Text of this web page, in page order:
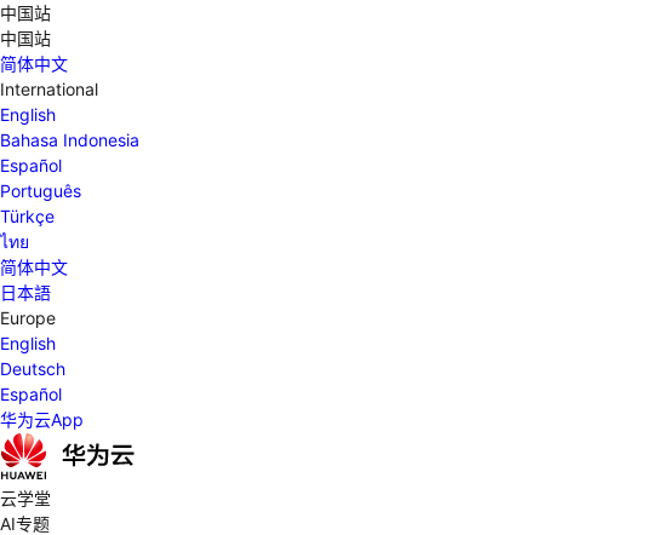
中国站
中国站
简体中文
International
English
Bahasa Indonesia
Español
Português
Türkçe
ไทย
简体中文
日本語
Europe
English
Deutsch
Español
华为云App
云学堂
AI专题